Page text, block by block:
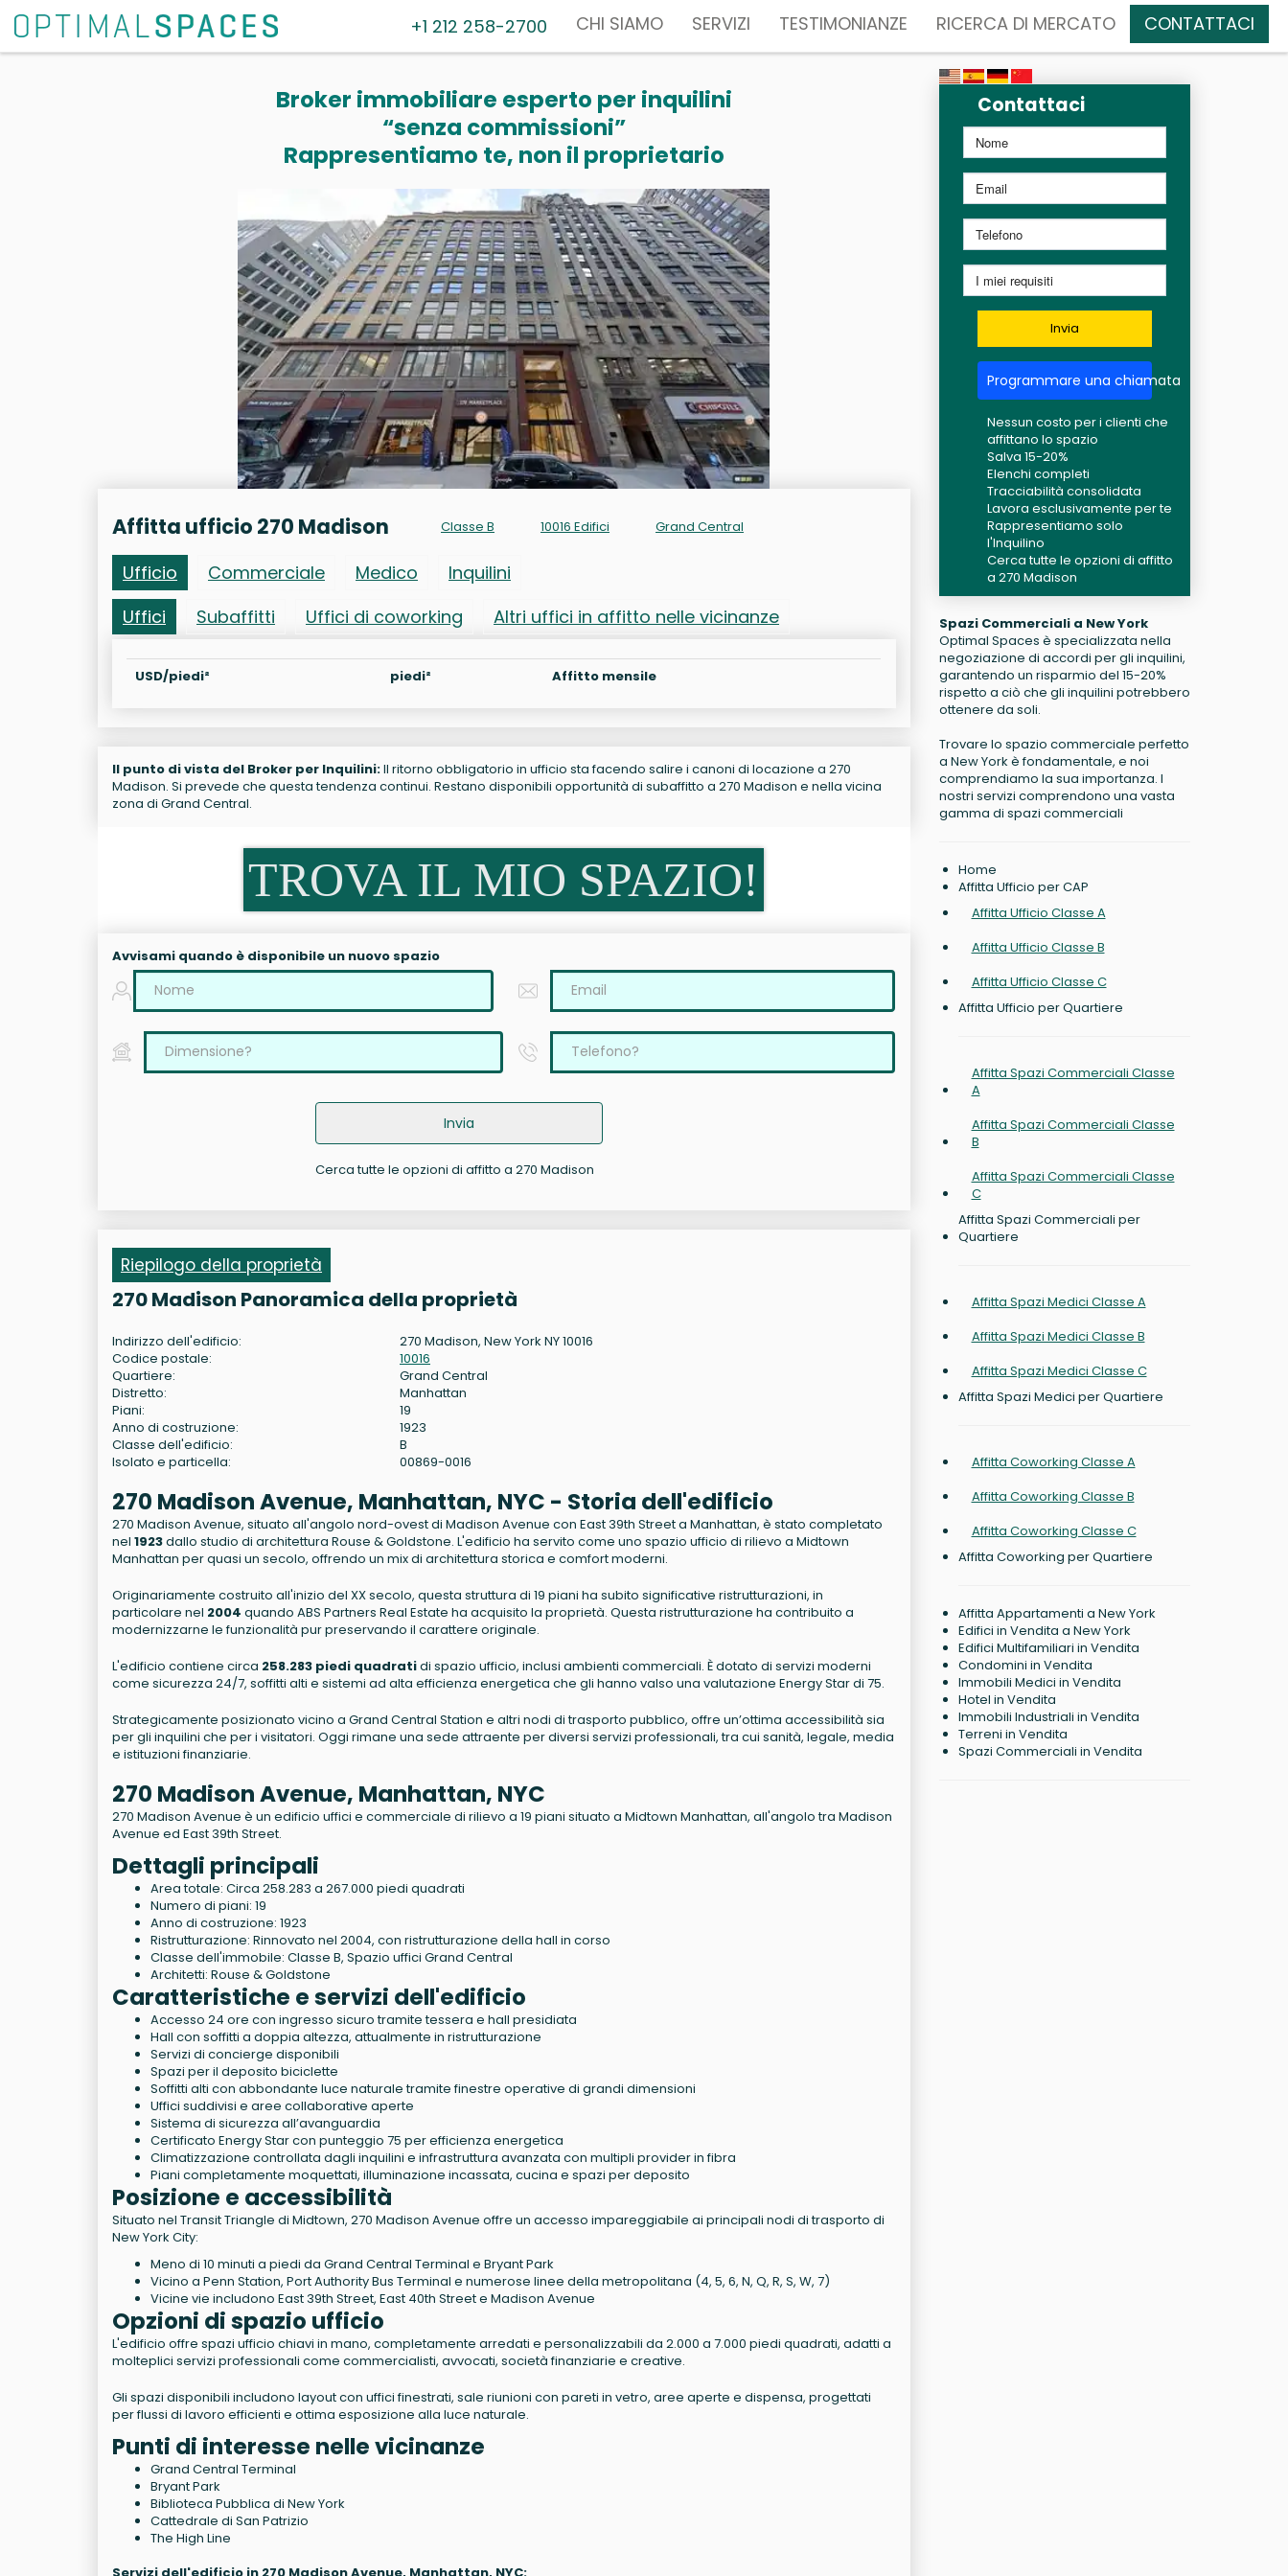
+1 212 258-2700 CHI SIAMO SERVIZI TESTIMONIANZE RICERCA DI MERCATO CONTATTACI
Broker immobiliare esperto per inquilini
“senza commissioni”
Rappresentiamo te, non il proprietario
Affitta ufficio 270 Madison Classe B 10016 Edifici Grand Central
Ufficio Commerciale Medico
Inquilini
Uffici
Subaffitti Uffici di coworking Altri uffici in affitto nelle vicinanze
USD/piedi² piedi² Affitto mensile
Il punto di vista del Broker per Inquilini:Il ritorno obbligatorio in ufficio sta facendo salire i canoni di locazione a 270
Madison. Si prevede che questa tendenza continui. Restano disponibili opportunità di subaffitto a 270 Madison e nella vicina
zona di Grand Central.
TROVA IL MIO SPAZIO!
Avvisami quando è disponibile un nuovo spazio
Invia
Cerca tutte le opzioni di affitto a 270 Madison
Riepilogo della proprietà
270 Madison Panoramica della proprietà
Indirizzo dell'edificio:
270 Madison, New York NY 10016
Codice postale:
10016
Quartiere:
Grand Central
Distretto:
Manhattan
Piani:
19
Anno di costruzione:
1923
Classe dell'edificio:
B
Isolato e particella:
00869-0016
270 Madison Avenue, Manhattan, NYC - Storia dell'edificio
270 Madison Avenue, situato all'angolo nord-ovest di Madison Avenue con East 39th Street a Manhattan, è stato completato
nel 1923dallo studio di architettura Rouse & Goldstone. L'edificio ha servito come uno spazio ufficio di rilievo a Midtown
Manhattan per quasi un secolo, offrendo un mix di architettura storica e comfort moderni.
Originariamente costruito all'inizio del XX secolo, questa struttura di 19 piani ha subito significative ristrutturazioni, in
particolare nel 2004 quando ABS Partners Real Estate ha acquisito la proprietà. Questa ristrutturazione ha contribuito a
modernizzarne le funzionalità pur preservando il carattere originale.
L'edificio contiene circa 258.283 piedi quadratidi spazio ufficio, inclusi ambienti commerciali. È dotato di servizi moderni
come sicurezza 24/7, soffitti alti e sistemi ad alta efficienza energetica che gli hanno valso una valutazione Energy Star di 75.
Strategicamente posizionato vicino a Grand Central Station e altri nodi di trasporto pubblico, offre un’ottima accessibilità sia
per gli inquilini che per i visitatori. Oggi rimane una sede attraente per diversi servizi professionali, tra cui sanità, legale, media
e istituzioni finanziarie.
270 Madison Avenue, Manhattan, NYC
270 Madison Avenue è un edificio uffici e commerciale di rilievo a 19 piani situato a Midtown Manhattan, all'angolo tra Madison
Avenue ed East 39th Street.
Dettagli principali
Area totale: Circa 258.283 a 267.000 piedi quadrati
Numero di piani: 19
Anno di costruzione: 1923
Ristrutturazione: Rinnovato nel 2004, con ristrutturazione della hall in corso
Classe dell'immobile: Classe B, Spazio uffici Grand Central
Architetti: Rouse & Goldstone
Caratteristiche e servizi dell'edificio
Accesso 24 ore con ingresso sicuro tramite tessera e hall presidiata
Hall con soffitti a doppia altezza, attualmente in ristrutturazione
Servizi di concierge disponibili
Spazi per il deposito biciclette
Soffitti alti con abbondante luce naturale tramite finestre operative di grandi dimensioni
Uffici suddivisi e aree collaborative aperte
Sistema di sicurezza all’avanguardia
Certificato Energy Star con punteggio 75 per efficienza energetica
Climatizzazione controllata dagli inquilini e infrastruttura avanzata con multipli provider in fibra
Piani completamente moquettati, illuminazione incassata, cucina e spazi per deposito
Posizione e accessibilità
Situato nel Transit Triangle di Midtown, 270 Madison Avenue offre un accesso impareggiabile ai principali nodi di trasporto di
New York City:
Meno di 10 minuti a piedi da Grand Central Terminal e Bryant Park
Vicino a Penn Station, Port Authority Bus Terminal e numerose linee della metropolitana (4, 5, 6, N, Q, R, S, W, 7)
Vicine vie includono East 39th Street, East 40th Street e Madison Avenue
Opzioni di spazio ufficio
L'edificio offre spazi ufficio chiavi in mano, completamente arredati e personalizzabili da 2.000 a 7.000 piedi quadrati, adatti a
molteplici servizi professionali come commercialisti, avvocati, società finanziarie e creative.
Gli spazi disponibili includono layout con uffici finestrati, sale riunioni con pareti in vetro, aree aperte e dispensa, progettati
per flussi di lavoro efficienti e ottima esposizione alla luce naturale.
Punti di interesse nelle vicinanze
Grand Central Terminal
Bryant Park
Biblioteca Pubblica di New York
Cattedrale di San Patrizio
The High Line
Servizi dell'edificio in 270 Madison Avenue, Manhattan, NYC:
Contattaci
Invia
Programmare una chiamata
Nessun costo per i clienti che
affittano lo spazio
Salva 15-20%
Elenchi completi
Tracciabilità consolidata
Lavora esclusivamente per te
Rappresentiamo solo
l'Inquilino
Cerca tutte le opzioni di affitto
a 270 Madison
Spazi Commerciali a New York
Optimal Spaces è specializzata nella
negoziazione di accordi per gli inquilini,
garantendo un risparmio del 15-20%
rispetto a ciò che gli inquilini potrebbero
ottenere da soli.
Trovare lo spazio commerciale perfetto
a New York è fondamentale, e noi
comprendiamo la sua importanza. I
nostri servizi comprendono una vasta
gamma di spazi commerciali
Home
Affitta Ufficio per CAP
Affitta Ufficio Classe A
Affitta Ufficio Classe B
Affitta Ufficio Classe C
Affitta Ufficio per Quartiere
Affitta Spazi Commerciali Classe
A
Affitta Spazi Commerciali Classe
B
Affitta Spazi Commerciali Classe
C
Affitta Spazi Commerciali per
Quartiere
Affitta Spazi Medici Classe A
Affitta Spazi Medici Classe B
Affitta Spazi Medici Classe C
Affitta Spazi Medici per Quartiere
Affitta Coworking Classe A
Affitta Coworking Classe B
Affitta Coworking Classe C
Affitta Coworking per Quartiere
Affitta Appartamenti a New York
Edifici in Vendita a New York
Edifici Multifamiliari in Vendita
Condomini in Vendita
Immobili Medici in Vendita
Hotel in Vendita
Immobili Industriali in Vendita
Terreni in Vendita
Spazi Commerciali in Vendita